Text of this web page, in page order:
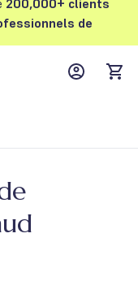
200,000+ clients
de
MyFFM